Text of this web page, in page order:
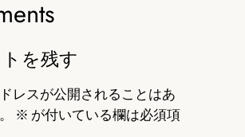
を残す
レスが公開されることはあ
※ が付いている欄は必須項